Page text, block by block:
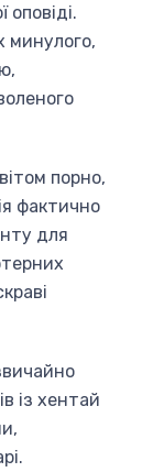
минулого,
порно,
фактично
для
із хентай